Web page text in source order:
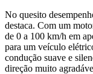
No quesito
destaca. Com um
de 0 a 100 km/h em
para um veículo
condução suave e
direção muito